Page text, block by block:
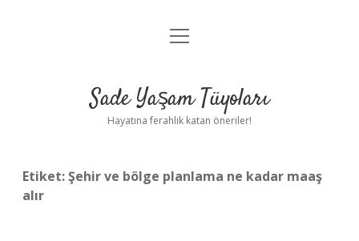
Anasayfa
Yasal Uyarı
menüyü
Sade Yaşam Tüyoları
Hayatına ferahlık katan öneriler!
Etiket:Şehir ve bölge planlama ne kadar maaş
alır